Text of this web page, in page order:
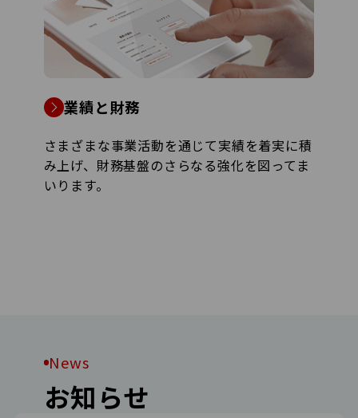
業績と財務
さまざまな事業活動を通じて実績を着実に積
み上げ、財務基盤のさらなる強化を図ってま
いります。
News
お知らせ